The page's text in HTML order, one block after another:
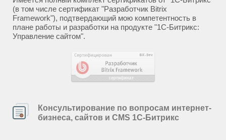
(в том числе сертификат "Разработчик Bitrix
Framework"), подтвердающий мою компетентность в
плане работы и разработки на продукте "1С-Битрикс:
Управление сайтом".
Консультирование по вопросам интернет-
бизнеса, сайтов и CMS 1С-Битрикс